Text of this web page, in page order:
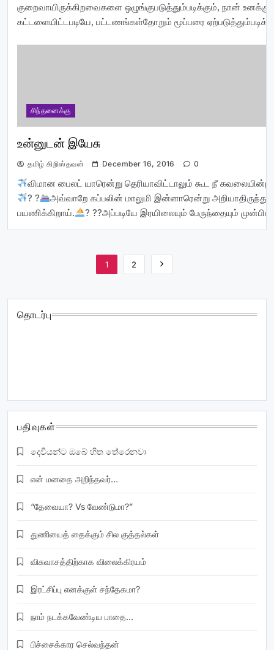
குறைவாயிருக்கிறவைகளை ஒழுங்குபடுத்தும்படிக்கும், நான்
கட்டளையிட்டபடியே, பட்டணங்கள்தோறும் மூப்பரை
சிந்தனைக்கு
உன்னுடன் இயேசு
தமிழ் கிறிஸ்தவன் December 16, 2016 0
விமான பைலட் யாரென்று தெரியாவிட்டாலும் கூட நீ
? ?
அவ்வாறே கப்பலின் மாலுமி இன்னாரென்று
பயணிக்கிறாய்.
? ??அப்படியே இரயிலையும் பேருந்தையும்
1 2
தொடர்பு
பதிவுகள்
දෙවියන්ට ඔබේ හිත තේරෙනවා
என் மனதை அறிந்தவர்…
“தேவையா? Vs வேண்டுமா?”
துணியைத் தைக்கும் சில குத்தல்கள்
விசுவாசத்திற்காக விலைக்கிரயம்
இரட்சிப்பு எனக்குள் சந்தேகமா?
நாம் நடக்கவேண்டிய பாதை…
பிச்சைக்கார செல்வந்தன்